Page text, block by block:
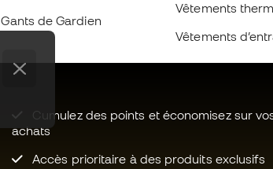
Gants de Gardien
Vêtements
Vêtements
Cumulez des points et économisez sur
achats
Accès prioritaire à des produits exclusifs